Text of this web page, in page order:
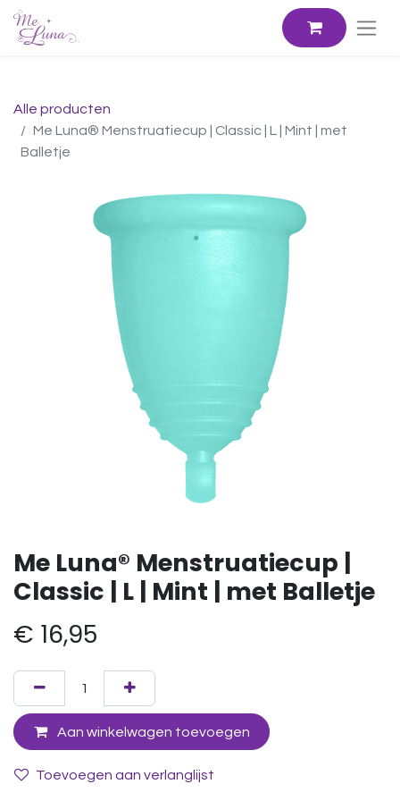
Alle producten
Me Luna® Menstruatiecup | Classic | L | Mint | met
Balletje
Me Luna® Menstruatiecup |
Classic | L | Mint | met Balletje
€ 16,95
Aan winkelwagen toevoegen
Toevoegen aan verlanglijst